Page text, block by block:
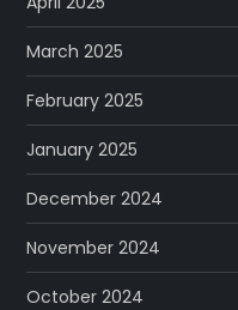
March 2025
February 2025
January 2025
December 2024
November 2024
October 2024